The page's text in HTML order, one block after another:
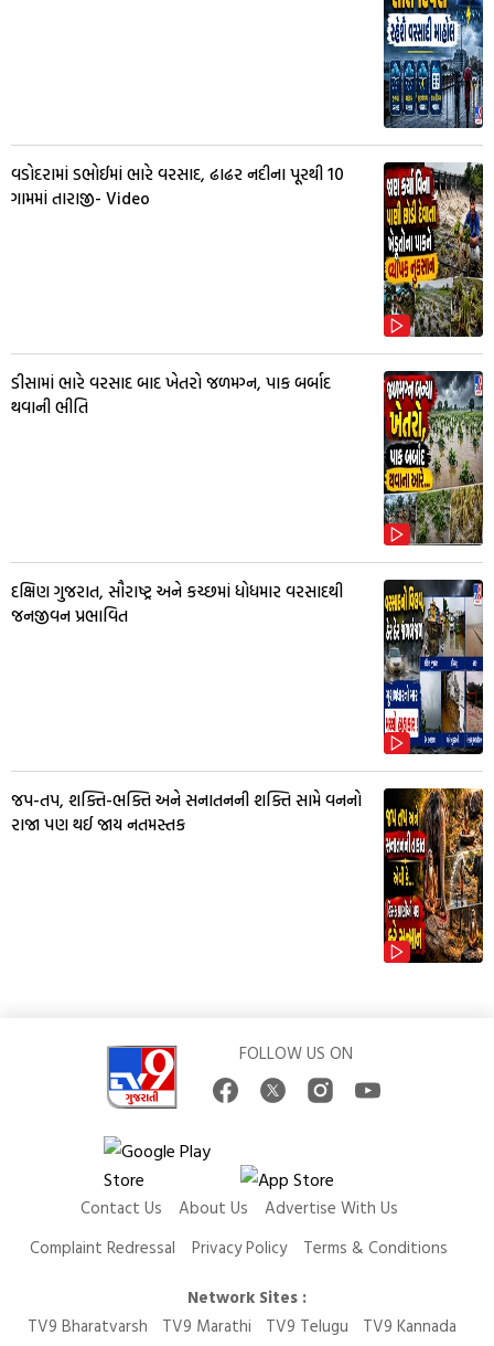
વડોદરામાં ડભોઈમાં ભારે વરસાદ, ઢાઢર નદીના પૂરથી 10
ગામમાં તારાજી- Video
ડીસામાં ભારે વરસાદ બાદ ખેતરો જળમગ્ન, પાક બર્બાદ
થવાની ભીતિ
દક્ષિણ ગુજરાત, સૌરાષ્ટ્ર અને કચ્છમાં ધોધમાર વરસાદથી
જનજીવન પ્રભાવિત
જપ-તપ, શક્તિ-ભક્તિ અને સનાતનની શક્તિ સામે વનનો
રાજા પણ થઈ જાય નતમસ્તક
FOLLOW US ON
Contact Us About Us
Advertise With Us
Complaint Redressal
Privacy Policy
Terms & Conditions
Network Sites :
TV9 Bharatvarsh
TV9 Marathi TV9 Telugu TV9 Kannada